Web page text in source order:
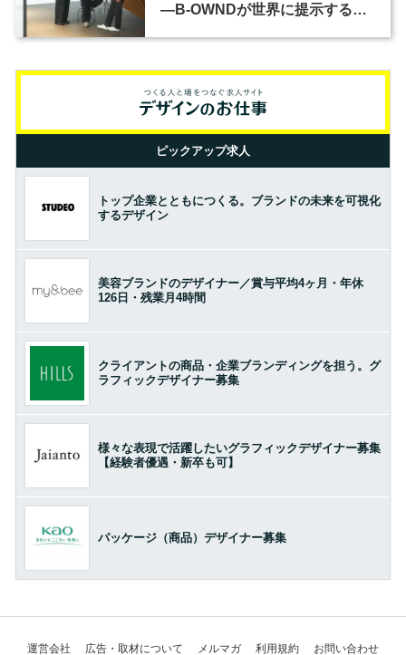
―B-OWNDが世界に提示する美
ピックアップ求人
トップ企業とともにつくる。ブランドの未来を可視化
するデザイン
美容ブランドのデザイナー／賞与平均4ヶ月・年休
126日・残業月4時間
クライアントの商品・企業ブランディングを担う。グ
ラフィックデザイナー募集
様々な表現で活躍したいグラフィックデザイナー募集
【経験者優遇・新卒も可】
パッケージ（商品）デザイナー募集
運営会社 広告・取材について メルマガ 利用規約 お問い合わせ